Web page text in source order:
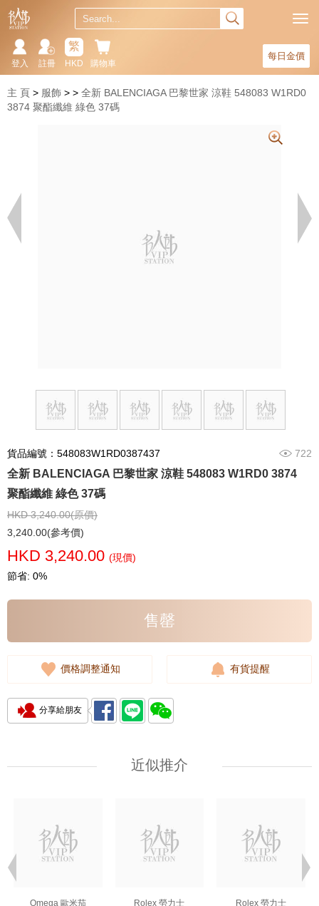
每日金價
購物車
繁
HKD
註冊
登入
主 頁 服飾
全新 BALENCIAGA 巴黎世家 涼鞋 548083 W1RD0
3874 聚酯纖維 綠色 37碼
貨品編號：548083W1RD0387437 722
全新 BALENCIAGA 巴黎世家 涼鞋 548083 W1RD0 3874
聚酯纖維 綠色 37碼
HKD 3,240.00(原價)
3,240.00(參考價)
HKD 3,240.00 (現價)
節省: 0%
售罄
價格調整通知 有貨提醒
分享給朋友
近似推介
Omega 歐米茄
Rolex 勞力士
Rolex 勞力士